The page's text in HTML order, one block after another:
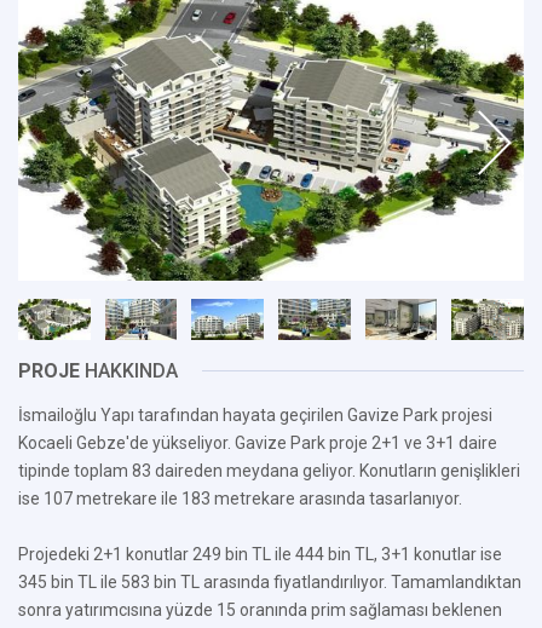
PROJE HAKKINDA
İsmailoğlu Yapı tarafından hayata geçirilen Gavize Park projesi
Kocaeli Gebze'de yükseliyor. Gavize Park proje 2+1 ve 3+1 daire
tipinde toplam 83 daireden meydana geliyor. Konutların genişlikleri
ise 107 metrekare ile 183 metrekare arasında tasarlanıyor.
Projedeki 2+1 konutlar 249 bin TL ile 444 bin TL, 3+1 konutlar ise
345 bin TL ile 583 bin TL arasında fiyatlandırılıyor. Tamamlandıktan
sonra yatırımcısına yüzde 15 oranında prim sağlaması beklenen